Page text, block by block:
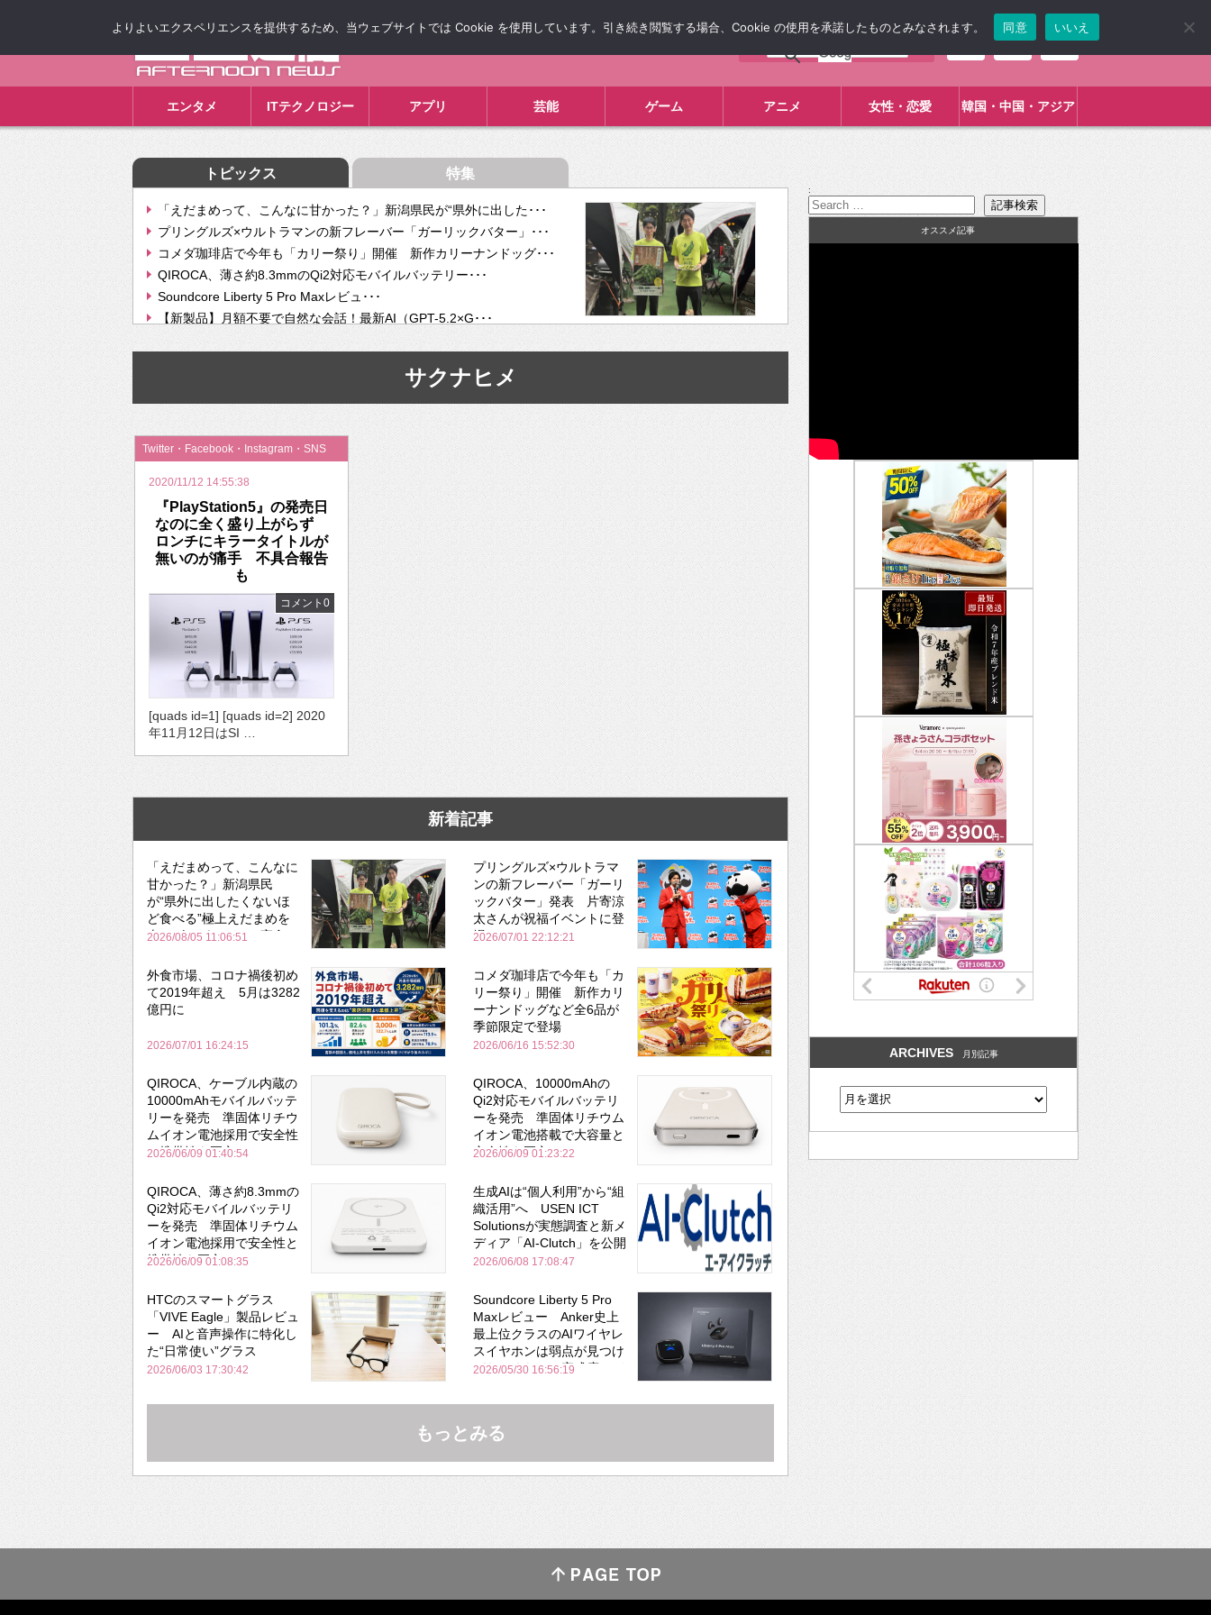
エンタメ ITテクノロジー アプリ 芸能 ゲーム アニメ 女性・恋愛 韓国・中国・アジア
トピックス 特集
「えだまめって、こんなに甘かった？」新潟県民が“県外に出した･･･
プリングルズ×ウルトラマンの新フレーバー「ガーリックバター」･･･
コメダ珈琲店で今年も「カリー祭り」開催 新作カリーナンドッグ･･･
QIROCA、薄さ約8.3mmのQi2対応モバイルバッテリー･･･
Soundcore Liberty 5 Pro Maxレビュ･･･
【新製品】月額不要で自然な会話！最新AI（GPT-5.2×G･･･
【次世代の没入感と生産性】VITURE Luma Ultra･･･
挫折率8割の壁をAIで突破。ジャストシステム、”自分が今話し･･･
2026年のバレンタインは「自分で作って、想いを渡す」 TE･･･
サクナヒメ
Twitter・Facebook・Instagram・SNS
2020/11/12 14:55:38
『PlayStation5』の発売日
なのに全く盛り上がらず
ロンチにキラータイトルが
無いのが痛手 不具合報告
も
コメント0
[quads id=1] [quads id=2] 2020
年11月12日はSI …
新着記事
「えだまめって、こんなに
甘かった？」新潟県民
が“県外に出したくないほ
ど食べる”極上えだまめを
森のビアガーデンで実食
2026/08/05 11:06:51
プリングルズ×ウルトラマ
ンの新フレーバー「ガーリ
ックバター」発表 片寄涼
太さんが祝福イベントに登
場
2026/07/01 22:12:21
外食市場、コロナ禍後初め
て2019年超え 5月は3282
億円に
2026/07/01 16:24:15
コメダ珈琲店で今年も「カ
リー祭り」開催 新作カリ
ーナンドッグなど全6品が
季節限定で登場
2026/06/16 15:52:30
QIROCA、ケーブル内蔵の
10000mAhモバイルバッテ
リーを発売 準固体リチウ
ムイオン電池採用で安全性
と携帯性を両立
2026/06/09 01:40:54
QIROCA、10000mAhの
Qi2対応モバイルバッテリ
ーを発売 準固体リチウム
イオン電池搭載で大容量と
安全性を両立
2026/06/09 01:23:22
QIROCA、薄さ約8.3mmの
Qi2対応モバイルバッテリ
ーを発売 準固体リチウム
イオン電池採用で安全性と
携帯性を両立
2026/06/09 01:08:35
生成AIは“個人利用”から“組
織活用”へ USEN ICT
Solutionsが実態調査と新メ
ディア「AI-Clutch」を公開
2026/06/08 17:08:47
HTCのスマートグラス
「VIVE Eagle」製品レビュ
ー AIと音声操作に特化し
た“日常使い”グラス
2026/06/03 17:30:42
Soundcore Liberty 5 Pro
Maxレビュー Anker史上
最上位クラスのAIワイヤレ
スイヤホンは弱点が見つけ
づらいくらいの完成度にび
Bose並み
2026/05/30 16:56:19
もっとみる
:
オススメ記事
ARCHIVES 月別記事
よりよいエクスペリエンスを提供するため、当ウェブサイトでは Cookie を使用しています。引き続き閲覧する場合、Cookie の使用を承諾したものとみなされます。 同意 いいえ